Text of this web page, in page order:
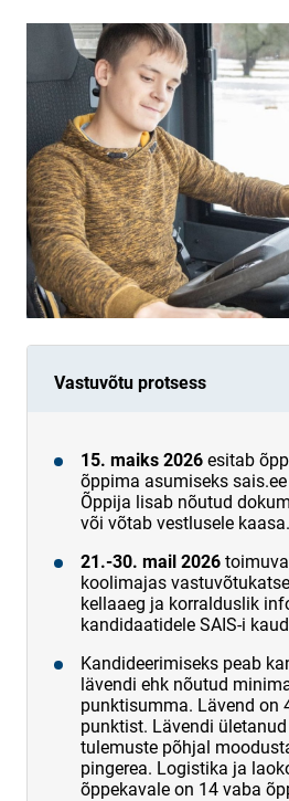
Vastuvõtu protsess
15. maiks 2026 esitab
õppima asumiseks
Õppija lisab nõutud
või võtab vestlusele kaasa.
21.-30. mail 2026
koolimajas
kellaaeg ja korralduslik
kandidaatidele SAIS-i
Kandideerimiseks peab
lävendi ehk nõutud
punktisumma. Lävend on
punktist. Lävendi
tulemuste põhjal
pingerea. Logistika ja
õppekavale on 14 vaba